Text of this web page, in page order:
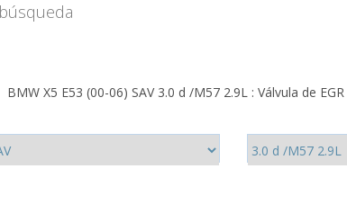
BMW X5 E53 (00-06) SAV 3.0 d /M57 2.9L : Válvula de EGR